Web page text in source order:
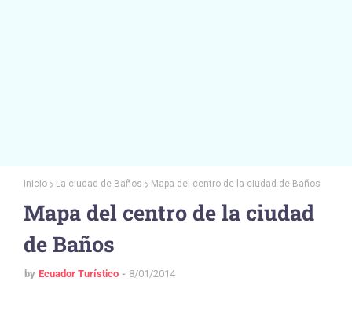
Inicio La ciudad de Baños Mapa del centro de la ciudad de Baños
Mapa del centro de la ciudad
de Baños
by Ecuador Turístico 8/01/2014